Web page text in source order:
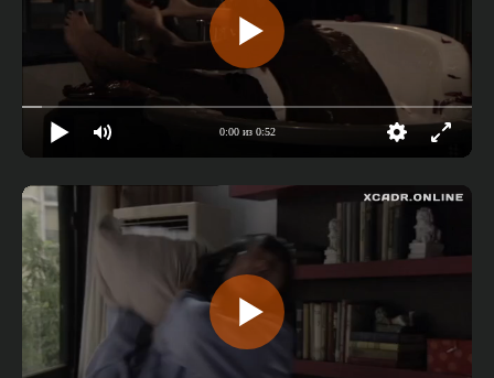
0:00 из 0:52